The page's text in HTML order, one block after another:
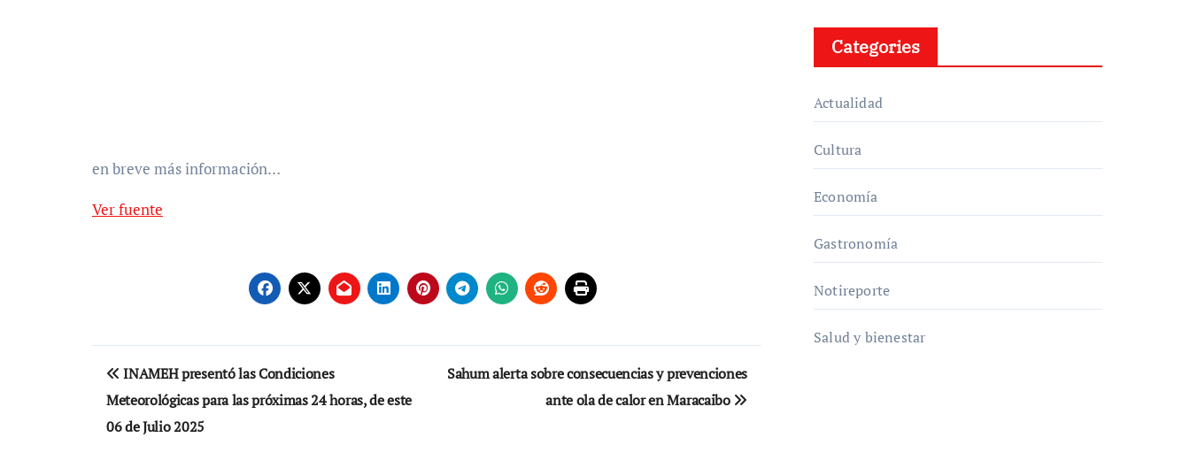
en breve más información…
Ver fuente
Navegación
de
entradas
INAMEH presentó las Condiciones
Meteorológicas para las próximas 24 horas, de este
06 de Julio 2025
Sahum alerta sobre consecuencias y prevenciones
ante ola de calor en Maracaibo
Categories
Actualidad
Cultura
Economía
Gastronomía
Notireporte
Salud y bienestar